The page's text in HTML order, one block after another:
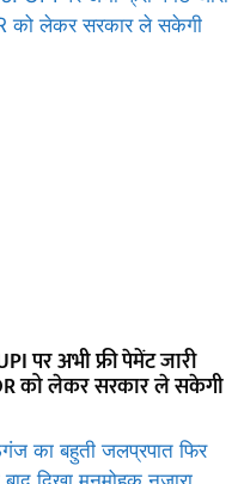
पर अभी फ्री पेमेंट जारी
को लेकर सरकार ले सकेगी